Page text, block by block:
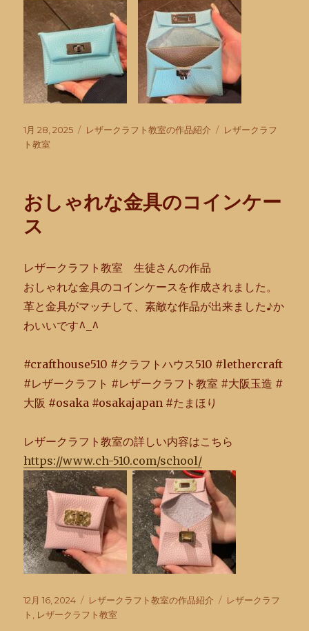
投
稿
1月 28, 2025
カ
レザークラフト教室の作品紹介
タ
レザークラフ
ト教室
おしゃれな金具のコインケー
ス
レザークラフト教室 生徒さんの作品
おしゃれな金具のコインケースを作成されました。
革と金具がマッチして、素敵な作品が出来ました♪か
わいいです^ _^
#crafthouse510 #クラフトハウス510 #lethercraft
#レザークラフト #レザークラフト教室 #大阪玉造 #
大阪 #osaka #osakajapan #たまほり
レザークラフト教室の詳しい内容はこちら
https://www.ch-510.com/school/
投
稿
12月 16, 2024
カ
テ
レザークラフト教室の作品紹介
タ
レザークラフ
ト
レザークラフト教室